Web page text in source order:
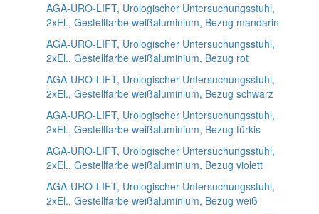
AGA-URO-LIFT, Urologischer Untersuchungsstuhl,
2xEl., Gestellfarbe weißaluminium, Bezug mandarin
AGA-URO-LIFT, Urologischer Untersuchungsstuhl,
2xEl., Gestellfarbe weißaluminium, Bezug rot
AGA-URO-LIFT, Urologischer Untersuchungsstuhl,
2xEl., Gestellfarbe weißaluminium, Bezug schwarz
AGA-URO-LIFT, Urologischer Untersuchungsstuhl,
2xEl., Gestellfarbe weißaluminium, Bezug türkis
AGA-URO-LIFT, Urologischer Untersuchungsstuhl,
2xEl., Gestellfarbe weißaluminium, Bezug violett
AGA-URO-LIFT, Urologischer Untersuchungsstuhl,
2xEl., Gestellfarbe weißaluminium, Bezug weiß